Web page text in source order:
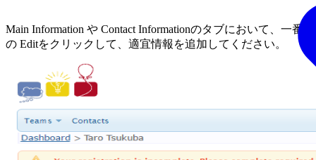
Main Information や Contact Informationのタブにおいて、一番下
の Editをクリックして、適宜情報を追加してください。